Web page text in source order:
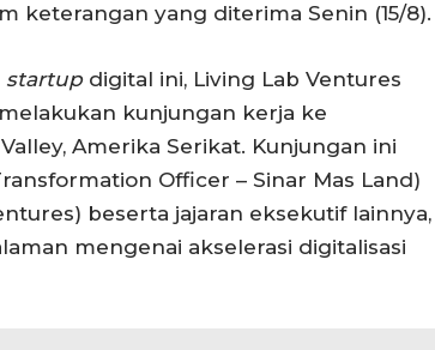
keterangan yang diterima Senin (15/8).
startup digital ini, Living Lab Ventures
kunjungan kerja ke
Amerika Serikat. Kunjungan ini
Officer – Sinar Mas Land)
beserta jajaran eksekutif lainnya,
mengenai akselerasi digitalisasi